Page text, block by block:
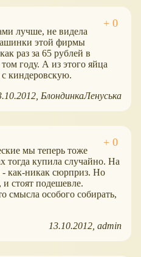
лучше, не видела
этой фирмы
раз за 65 рублей в
году. А из этого яйца
киндеровскую.
БлондинкаЛенуська
мы теперь тоже
тогда купила случайно. На
как-никак сюрприз. Но
стоят подешевле.
смысла особого собирать,
13.10.2012 admin